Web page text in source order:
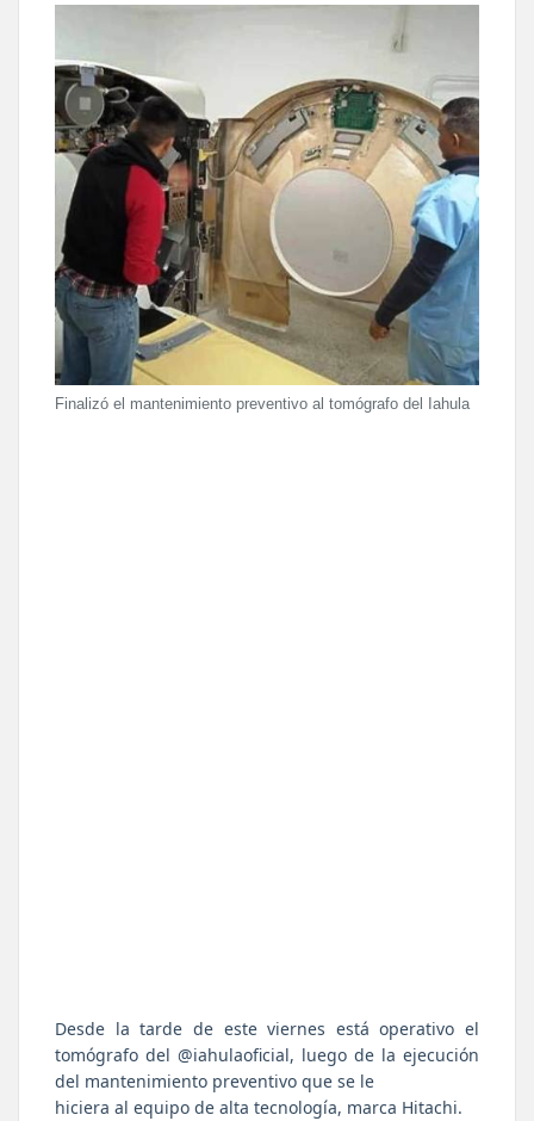
Finalizó el mantenimiento preventivo al tomógrafo del Iahula
Desde la tarde de este viernes está operativo el
tomógrafo del @iahulaoficial, luego de la ejecución
del mantenimiento preventivo que se le
hiciera al equipo de alta tecnología, marca Hitachi.